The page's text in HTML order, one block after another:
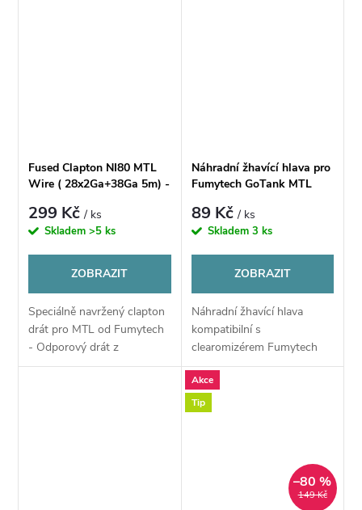
Fused Clapton NI80 MTL
Wire ( 28x2Ga+38Ga 5m) -
299 Kč/ ks
Skladem>5 ks
ZOBRAZIT
Speciálně navržený clapton
drát pro MTL od Fumytech
- Odporový drát z
Nichromu v provedení fused
Náhradní žhavící hlava pro
Fumytech GoTank MTL
89 Kč/ ks
Skladem 3 ks
ZOBRAZIT
Náhradní žhavící hlava
kompatibilní s
clearomizérem Fumytech
GOTank MTL.
Akce
Tip
149 Kč
–80 %